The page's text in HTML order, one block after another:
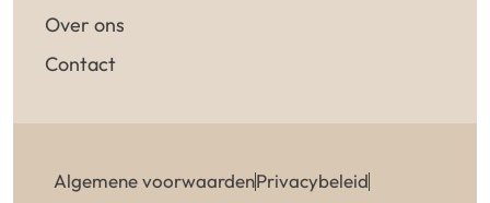
Over ons
Contact
Algemene voorwaardenPrivacybeleid